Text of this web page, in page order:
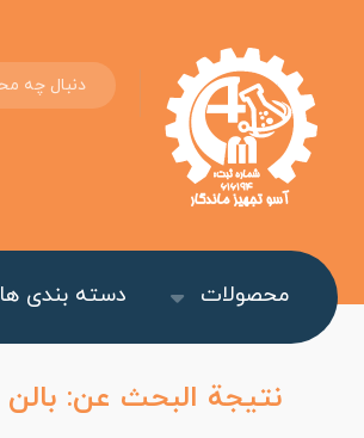
محصولات دسته بندی ها
نتيجة البحث عن: بالن